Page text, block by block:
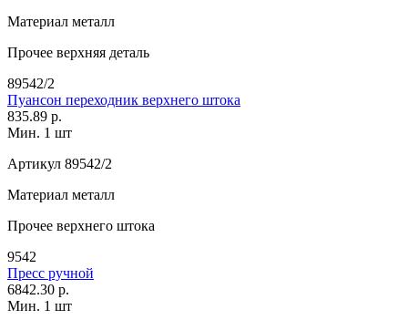
Материал металл
Прочее верхняя деталь
89542/2
Пуансон переходник верхнего штока
835.89 р.
Мин. 1 шт
Артикул 89542/2
Материал металл
Прочее верхнего штока
9542
Пресс ручной
6842.30 р.
Мин. 1 шт